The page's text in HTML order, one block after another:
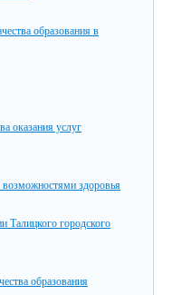
образования в
оказания услуг
здоровья
Талицкого городского
образования